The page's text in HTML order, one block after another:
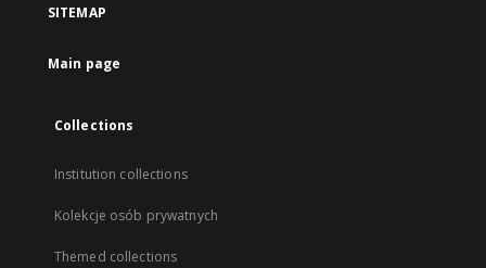
SITEMAP
Main page
Collections
Institution collections
Kolekcje osób prywatnych
Themed collections